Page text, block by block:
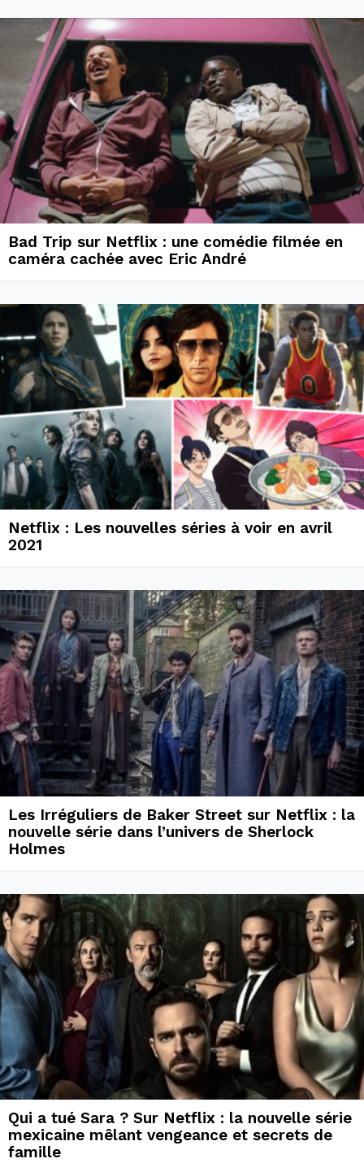
Bad Trip sur Netflix : une comédie filmée en
caméra cachée avec Eric André
Netflix : Les nouvelles séries à voir en avril
2021
Les Irréguliers de Baker Street sur Netflix : la
nouvelle série dans l’univers de Sherlock
Holmes
Qui a tué Sara ? Sur Netflix : la nouvelle série
mexicaine mêlant vengeance et secrets de
famille